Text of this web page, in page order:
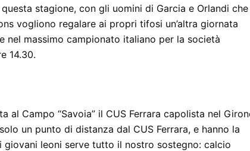
stagione, con gli uomini di Garcia e Orlandi che
vogliono regalare ai propri tifosi un’altra giornata
massimo campionato italiano per la società
14.30.
Campo “Savoia” il CUS Ferrara capolista nel
un punto di distanza dal CUS Ferrara, e hanno la
leoni serve tutto il nostro sostegno: calcio